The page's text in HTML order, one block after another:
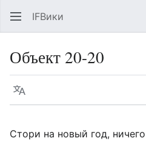
IFВики
Объект 20-20
Язык
Стори на новый год,